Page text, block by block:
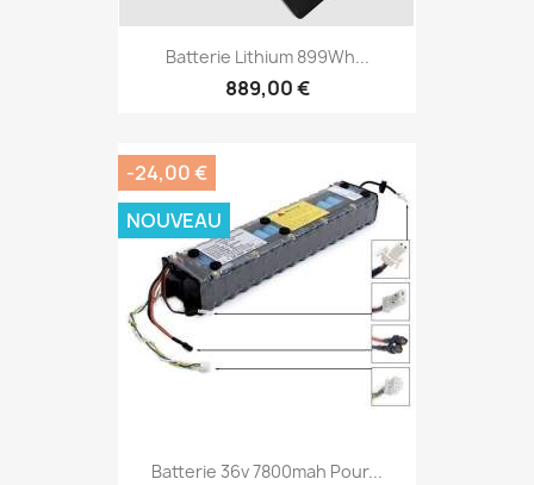
Batterie Lithium 899Wh...
889,00 €
Batterie 36v 7800mah Pour...
-24,00 €
NOUVEAU